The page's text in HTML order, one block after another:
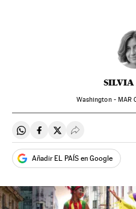
SILVIA
Washington - MAR
Compartir en Whatsapp
Compartir en Facebook
Compartir en Twitter
Desplegar
Añadir EL PAÍS en Google